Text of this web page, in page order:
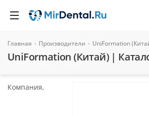
Главная - Производители - UniFormation
UniFormation (Китай) |
Компания,